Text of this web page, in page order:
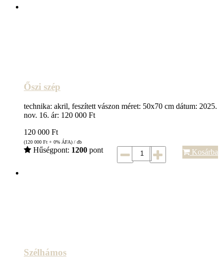
Őszi szép
technika: akril, feszített vászon méret: 50x70 cm dátum: 2025.
nov. 16. ár: 120 000 Ft
120 000 Ft
(120 000 Ft + 0% ÁFA) / db
Hűségpont: 1200 pont Kosárba
Szélhámos